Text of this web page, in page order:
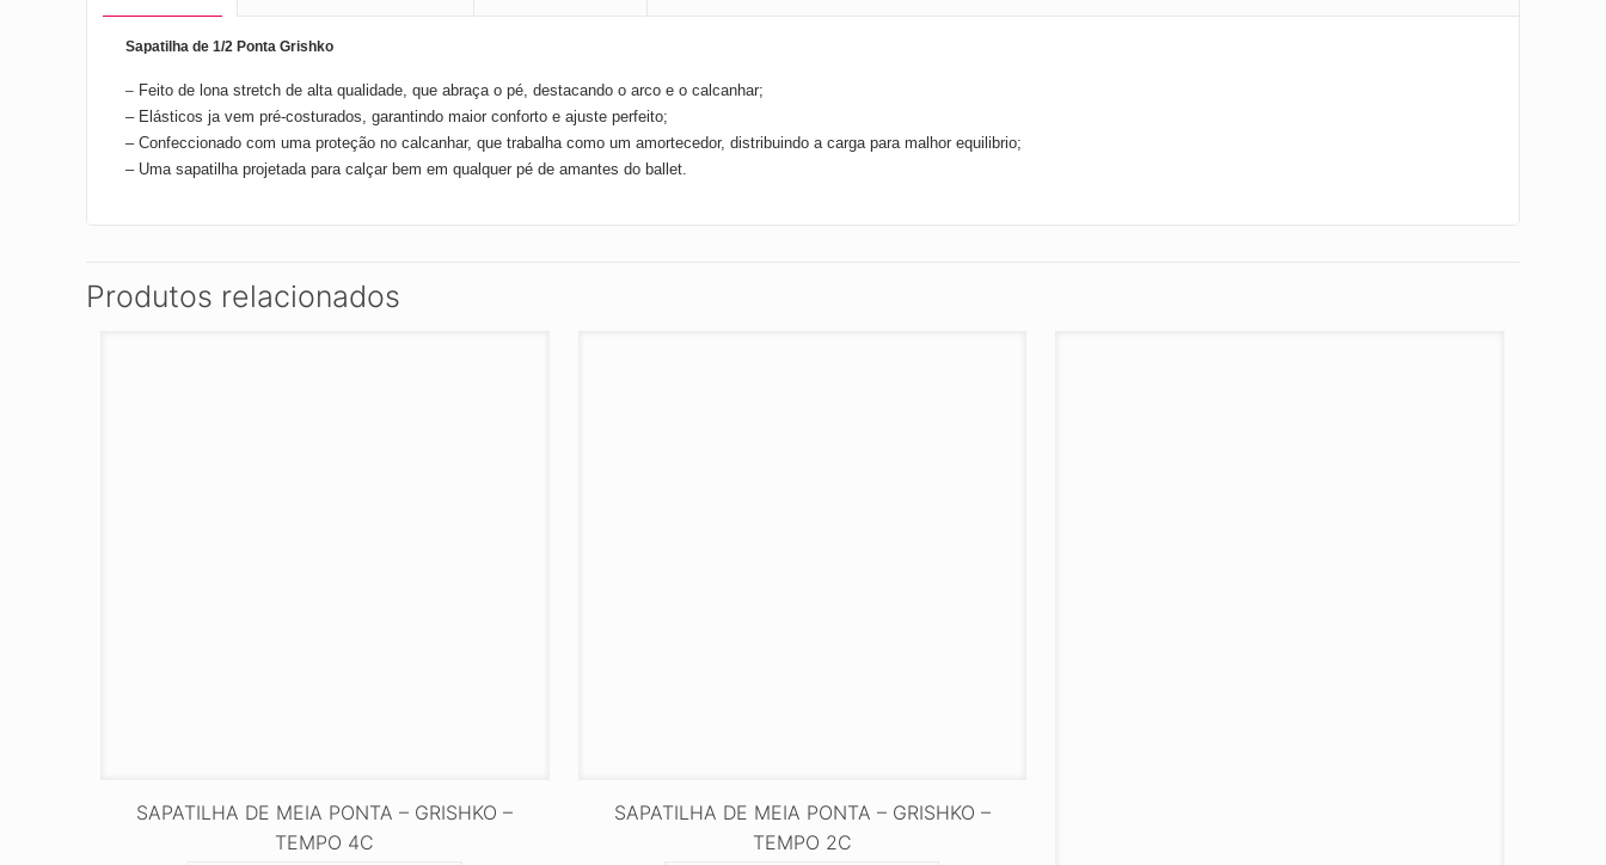
Sapatilha de 1/2 Ponta Grishko
–Feito de lona stretch de alta qualidade, que abraça o pé, destacando o arco e o calcanhar;
– Elásticos ja vem pré-costurados, garantindo maior conforto e ajuste perfeito;
– Confeccionado com uma proteção no calcanhar, que trabalha como um amortecedor, distribuindo a carga para malhor equilibrio;
– Uma sapatilha projetada para calçar bem em qualquer pé de amantes do ballet.
Produtos relacionados
SAPATILHA DE MEIA PONTA – GRISHKO –
TEMPO 4C
SAPATILHA DE MEIA PONTA – GRISHKO –
TEMPO 2C